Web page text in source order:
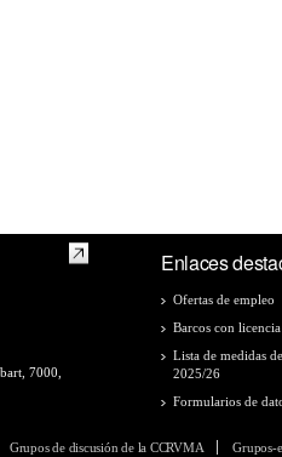
7000,
Enlaces
Ofertas de empleo
Barcos con
Lista de medidas
2025/26
Formularios de
Grupos de discusión de la CCRVMA
Grupos-